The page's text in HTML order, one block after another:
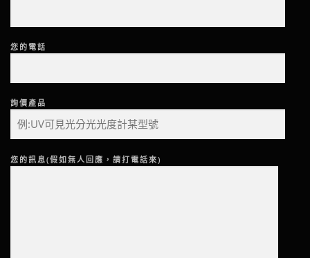
您的電話
詢價產品
您的訊息(假如無人回應，請打電話來)